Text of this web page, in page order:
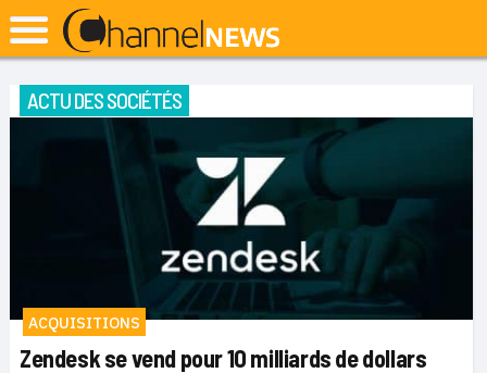
ACTU DES SOCIÉTÉS
ACQUISITIONS
Zendesk se vend pour 10 milliards de dollars